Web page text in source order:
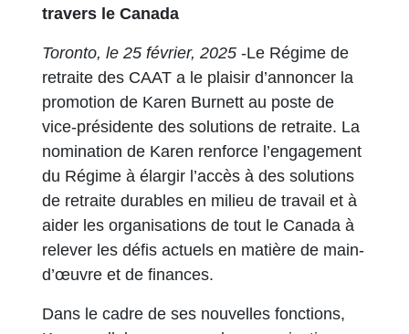
travers le Canada
Toronto, le 25 février, 2025 -Le Régime de
retraite des CAAT a le plaisir d’annoncer la
promotion de Karen Burnett au poste de
vice-présidente des solutions de retraite. La
nomination de Karen renforce l’engagement
du Régime à élargir l’accès à des solutions
de retraite durables en milieu de travail et à
aider les organisations de tout le Canada à
relever les défis actuels en matière de main-
d’œuvre et de finances.
Dans le cadre de ses nouvelles fonctions,